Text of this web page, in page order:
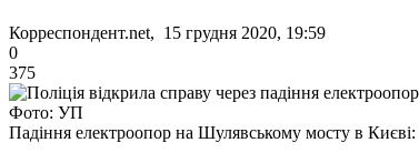
Корреспондент.net, 15 грудня 2020, 19:59
0
375
Фото: УП
Падіння електроопор на Шулявському мосту в Києві: